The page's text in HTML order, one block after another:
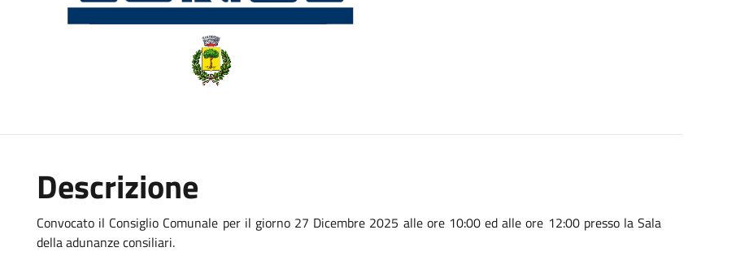
Descrizione
Convocato il Consiglio Comunale per il giorno 27 Dicembre 2025 alle ore 10:00 ed alle ore 12:00 presso la Sala
della adunanze consiliari.